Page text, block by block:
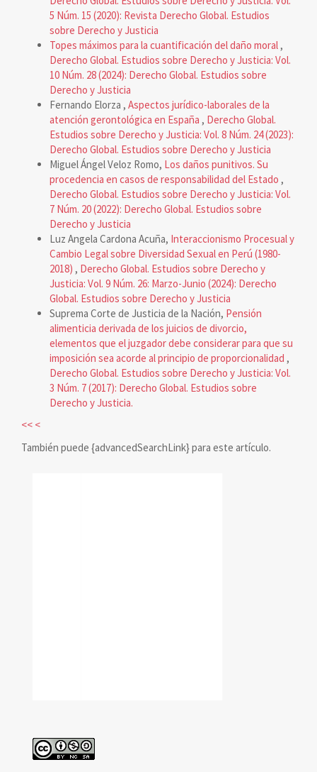
5 Núm. 15 (2020): Revista Derecho Global. Estudios
sobre Derecho y Justicia
Topes máximos para la cuantificación del daño moral ,
Derecho Global. Estudios sobre Derecho y Justicia: Vol.
10 Núm. 28 (2024): Derecho Global. Estudios sobre
Derecho y Justicia
Fernando Elorza , Aspectos jurídico-laborales de la
atención gerontológica en España , Derecho Global.
Estudios sobre Derecho y Justicia: Vol. 8 Núm. 24 (2023):
Derecho Global. Estudios sobre Derecho y Justicia
Miguel Ángel Veloz Romo, Los daños punitivos. Su
procedencia en casos de responsabilidad del Estado ,
Derecho Global. Estudios sobre Derecho y Justicia: Vol.
7 Núm. 20 (2022): Derecho Global. Estudios sobre
Derecho y Justicia
Luz Angela Cardona Acuña, Interaccionismo Procesual y
Cambio Legal sobre Diversidad Sexual en Perú (1980-
2018) , Derecho Global. Estudios sobre Derecho y
Justicia: Vol. 9 Núm. 26: Marzo-Junio (2024): Derecho
Global. Estudios sobre Derecho y Justicia
Suprema Corte de Justicia de la Nación, Pensión
alimenticia derivada de los juicios de divorcio,
elementos que el juzgador debe considerar para que su
imposición sea acorde al principio de proporcionalidad ,
Derecho Global. Estudios sobre Derecho y Justicia: Vol.
3 Núm. 7 (2017): Derecho Global. Estudios sobre
Derecho y Justicia.
<< <
También puede {advancedSearchLink} para este artículo.
cc